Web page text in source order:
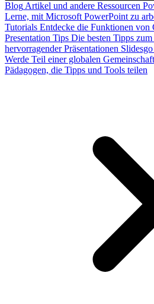
Blog Artikel und andere Ressourcen
Lerne, mit Microsoft PowerPoint zu
Tutorials Entdecke die Funktionen von
Presentation Tips Die besten Tipps
hervorragender Präsentationen
Werde Teil einer globalen
Pädagogen, die Tipps und Tools teilen